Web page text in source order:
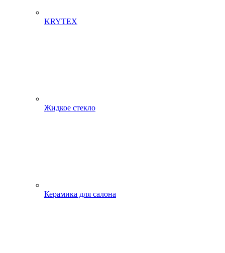
KRYTEX
Жидкое стекло
Керамика для салона